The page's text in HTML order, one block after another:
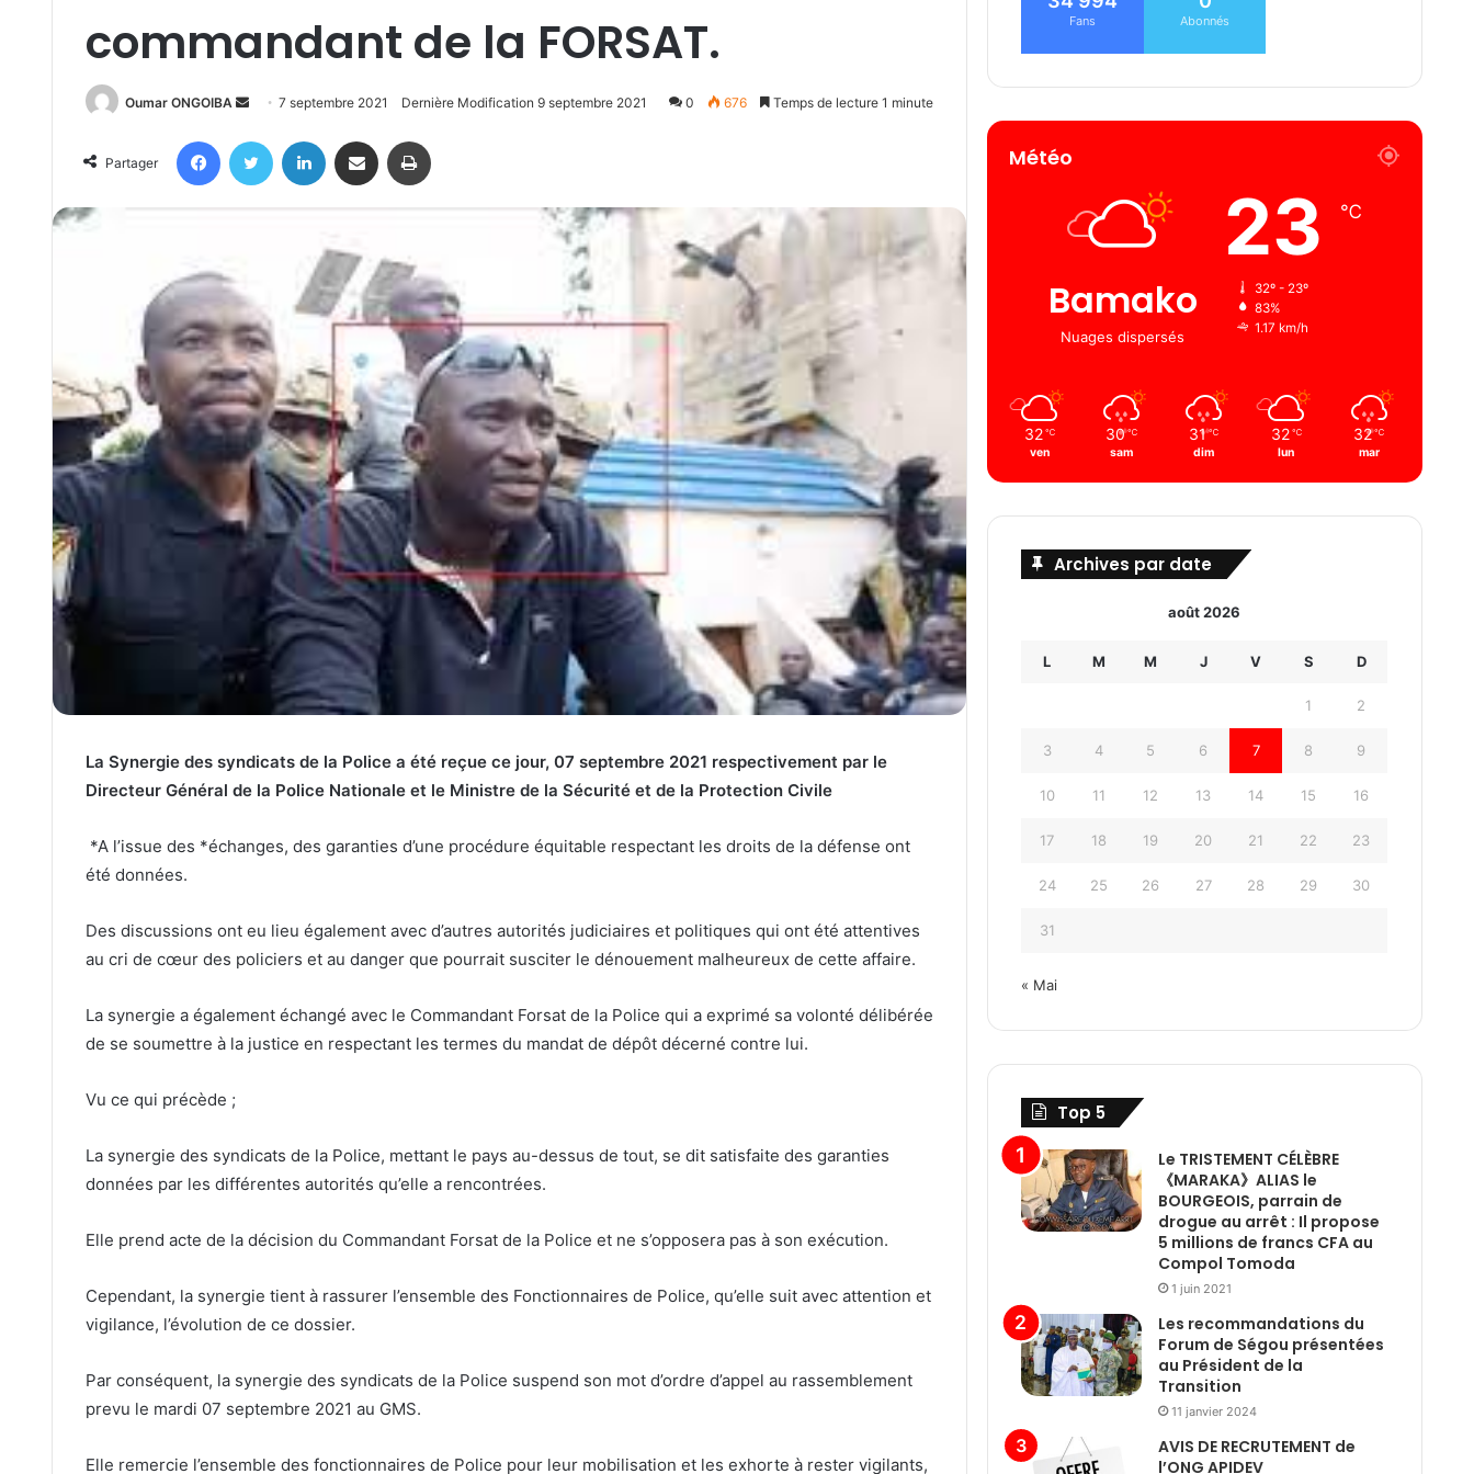
commandant de la FORSAT.
Oumar ONGOIBA
Send
email
7 septembre 2021 Dernière Modification 9 septembre 2021 0 676 Temps de lecture 1 minute
Partager
FacebookTwitter Linkedin Partager par email
La Synergie des syndicats de la Police a été reçue ce jour, 07 septembre 2021 respectivement par le
Directeur Général de la Police Nationale et le Ministre de la Sécurité et de la Protection Civile
*A l’issue des *échanges, des garanties d’une procédure équitable respectant les droits de la défense ont
été données.
Des discussions ont eu lieu également avec d’autres autorités judiciaires et politiques qui ont été attentives
au cri de cœur des policiers et au danger que pourrait susciter le dénouement malheureux de cette affaire.
La synergie a également échangé avec le Commandant Forsat de la Police qui a exprimé sa volonté délibérée
de se soumettre à la justice en respectant les termes du mandat de dépôt décerné contre lui.
Vu ce qui précède ;
La synergie des syndicats de la Police, mettant le pays au-dessus de tout, se dit satisfaite des garanties
données par les différentes autorités qu’elle a rencontrées.
Elle prend acte de la décision du Commandant Forsat de la Police et ne s’opposera pas à son exécution.
Cependant, la synergie tient à rassurer l’ensemble des Fonctionnaires de Police, qu’elle suit avec attention et
vigilance, l’évolution de ce dossier.
Par conséquent, la synergie des syndicats de la Police suspend son mot d’ordre d’appel au rassemblement
prevu le mardi 07 septembre 2021 au GMS.
Elle remercie l’ensemble des fonctionnaires de Police pour leur mobilisation et les exhorte à rester vigilants,
Fans Abonnés
Météo
Bamako
Nuages ​​dispersés
23 ℃
32º - 23º
83%
1.17 km/h
32 ℃
ven
30 ℃
sam
31 ℃
dim
32 ℃
lun
32 ℃
mar
Archives par date
août 2026
L M M J V S D
1 2
3 4 5 6 7 8 9
10 11 12 13 14 15 16
17 18 19 20 21 22 23
24 25 26 27 28 29 30
31
« Mai
Top 5
Le TRISTEMENT CÉLÈBRE
《MARAKA》ALIAS le
BOURGEOIS, parrain de
drogue au arrêt : Il propose
5 millions de francs CFA au
Compol Tomoda
1 juin 2021
Les recommandations du
Forum de Ségou présentées
au Président de la
Transition
11 janvier 2024
AVIS DE RECRUTEMENT de
l’ONG APIDEV